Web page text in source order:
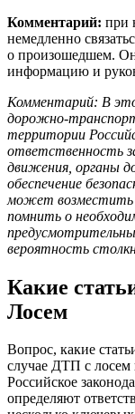
Комментарий: при
немедленно
о произошедшем.
информацию и
Комментарий: В
дорожно-
территории
ответственность
движения, органы
обеспечение
может возместить
помнить о
вероятность
Какие
Лосем
Вопрос, какие
случае ДТП с лосем
Российское
определяют